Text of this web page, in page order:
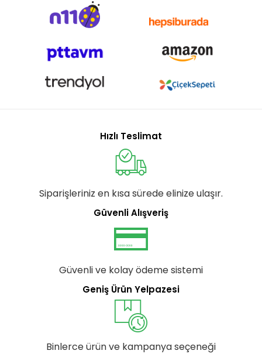
Hızlı Teslimat
Siparişleriniz en kısa sürede elinize ulaşır.
Güvenli Alışveriş
Güvenli ve kolay ödeme sistemi
Geniş Ürün Yelpazesi
Binlerce ürün ve kampanya seçeneği